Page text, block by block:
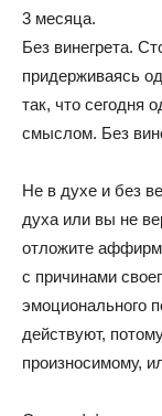
3 месяца.
Без винегрета.
придерживаясь
так, что сегодня
смыслом. Без
Не в духе и без
духа или вы не
отложите
с причинами
эмоционального
действуют,
произносимому,